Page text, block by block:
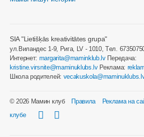
SIA "Lietišķās kreativitātes grupa"
ул.Виландес 1-9, Рига, LV - 1010, Tел.
Интернет: margarita@maminklub.lvПередача:
kristine.virsnite@maminuklubs.lvРеклама:
Школа родителей:
© 2026 Мамин клуб Правила Реклама на
клубе